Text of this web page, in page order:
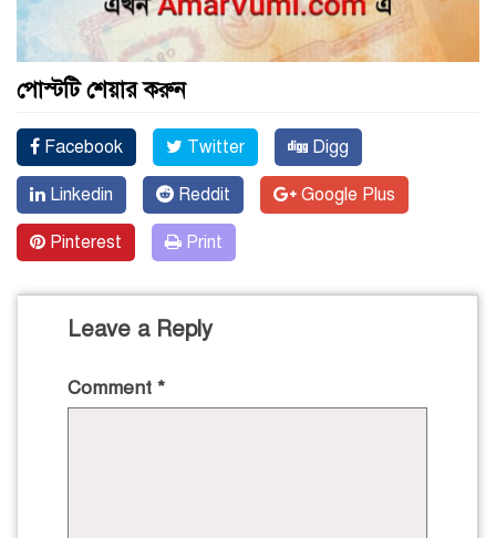
পোস্টটি শেয়ার করুন
Facebook Twitter Digg
Linkedin Reddit Google Plus
Pinterest Print
Leave a Reply
Comment *